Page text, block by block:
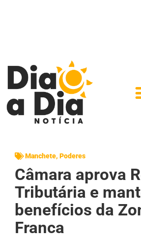
Manchete, Poderes
Câmara aprova
Tributária e
benefícios da
Franca